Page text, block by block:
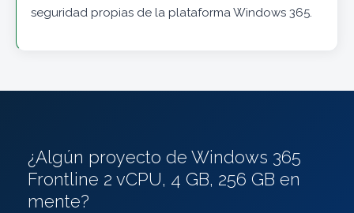
seguridad propias de la plataforma Windows 365.
¿Algún proyecto de Windows 365
Frontline 2 vCPU, 4 GB, 256 GB en
mente?